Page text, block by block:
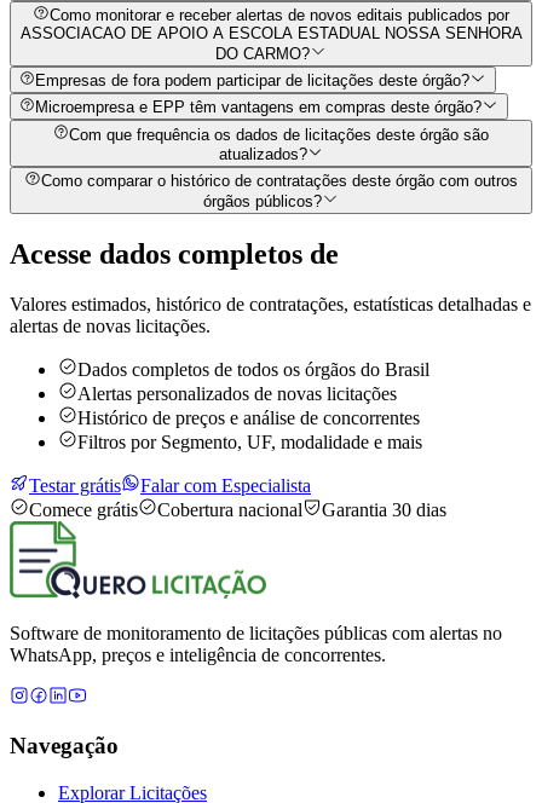
Como monitorar e receber alertas de novos editais publicados por
ASSOCIACAO DE APOIO A ESCOLA ESTADUAL NOSSA SENHORA
DO CARMO?
Empresas de fora podem participar de licitações deste órgão?
Microempresa e EPP têm vantagens em compras deste órgão?
Com que frequência os dados de licitações deste órgão são
atualizados?
Como comparar o histórico de contratações deste órgão com outros
órgãos públicos?
Acesse dados completos de
Valores estimados, histórico de contratações, estatísticas detalhadas e
alertas de novas licitações.
Dados completos de todos os órgãos do Brasil
Alertas personalizados de novas licitações
Histórico de preços e análise de concorrentes
Filtros por Segmento, UF, modalidade e mais
Testar grátis
Falar com Especialista
Comece grátis
Cobertura nacional Garantia 30 dias
Software de monitoramento de licitações públicas com alertas no
WhatsApp, preços e inteligência de concorrentes.
Navegação
Explorar Licitações